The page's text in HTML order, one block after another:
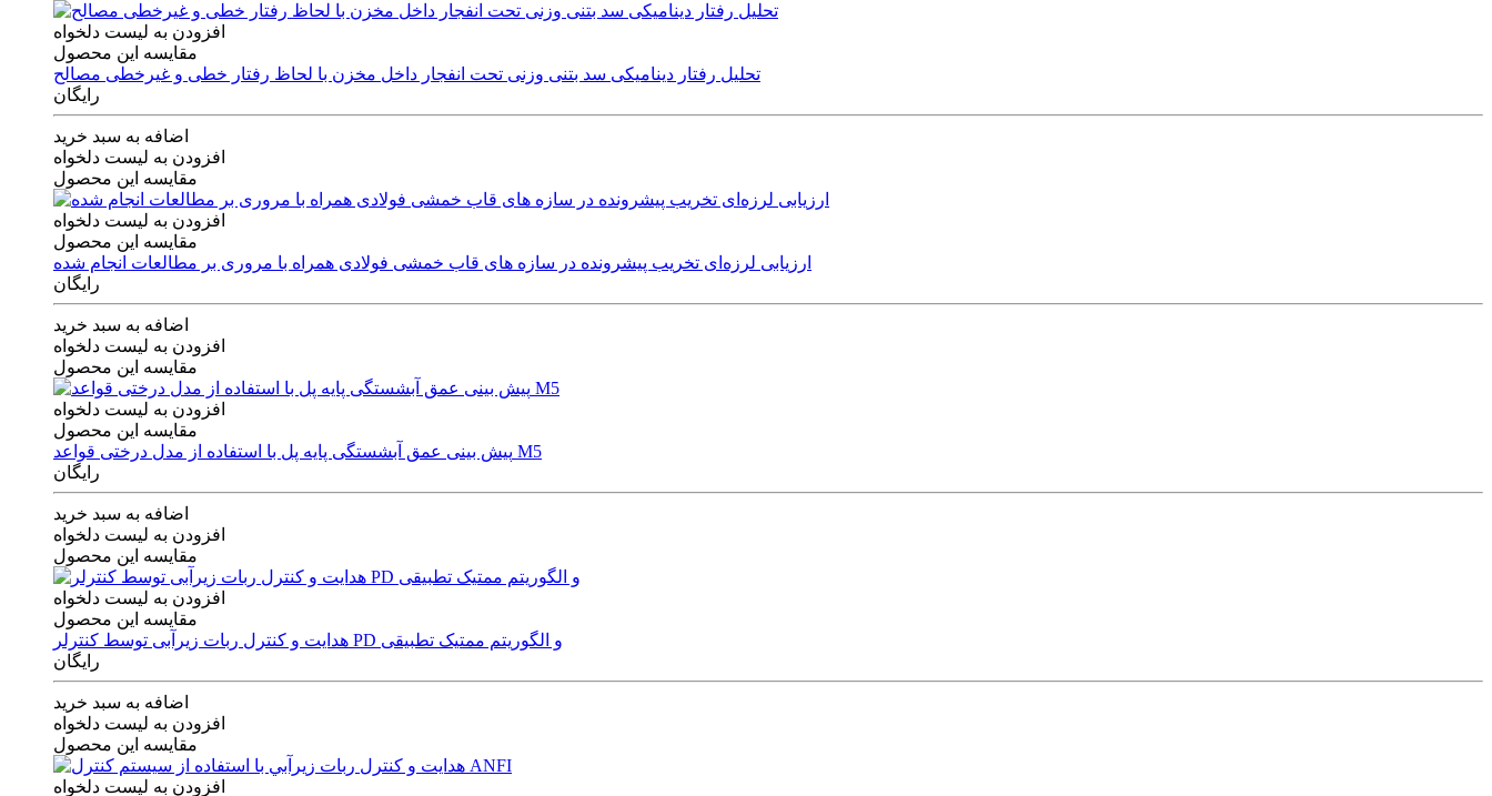
افزودن به لیست دلخواه
مقایسه این محصول
تحلیل رفتار دینامیکی سد بتنی وزنی تحت انفجار داخل مخزن با لحاظ رفتار خطی و غیرخطی مصالح
رایگان
اضافه به سبد خرید
افزودن به لیست دلخواه
مقایسه این محصول
افزودن به لیست دلخواه
مقایسه این محصول
ارزیابی لرزه‌ای تخریب پیشرونده در سازه های قاب خمشی فولادی همراه با مروری بر مطالعات انجام شده
رایگان
اضافه به سبد خرید
افزودن به لیست دلخواه
مقایسه این محصول
افزودن به لیست دلخواه
مقایسه این محصول
پیش بینی عمق آبشستگی پایه پل با استفاده از مدل درختی قواعد M5
رایگان
اضافه به سبد خرید
افزودن به لیست دلخواه
مقایسه این محصول
افزودن به لیست دلخواه
مقایسه این محصول
هدایت و کنترل ربات زیرآبی توسط کنترلر PD و الگوریتم ممتیک تطبیقی
رایگان
اضافه به سبد خرید
افزودن به لیست دلخواه
مقایسه این محصول
افزودن به لیست دلخواه